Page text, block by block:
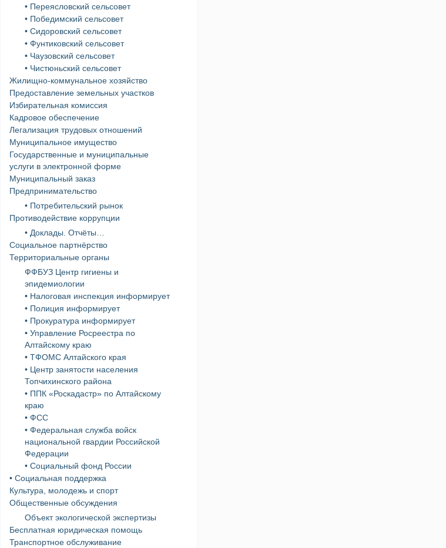
• Переясловский сельсовет
• Победимский сельсовет
• Сидоровский сельсовет
• Фунтиковский сельсовет
• Чаузовский сельсовет
• Чистюньский сельсовет
Жилищно-коммунальное хозяйство
Предоставление земельных участков
Избирательная комиссия
Кадровое обеспечение
Легализация трудовых отношений
Муниципальное имущество
Государственные и муниципальные
услуги в электронной форме
Муниципальный заказ
Предпринимательство
• Потребительский рынок
Противодействие коррупции
• Доклады. Отчёты…
Социальное партнёрство
Территориальные органы
ФФБУЗ Центр гигиены и
эпидемиологии
• Налоговая инспекция информирует
• Полиция информирует
• Прокуратура информирует
• Управление Росреестра по
Алтайскому краю
• ТФОМС Алтайского края
• Центр занятости населения
Топчихинского района
• ППК «Роскадастр» по Алтайскому
краю
• ФСС
• Федеральная служба войск
национальной гвардии Российской
Федерации
• Социальный фонд России
• Социальная поддержка
Культура, молодежь и спорт
Общественные обсуждения
Объект экологической экспертизы
Бесплатная юридическая помощь
Транспортное обслуживание